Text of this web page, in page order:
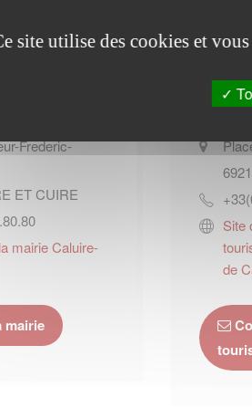
Frederic-
ET CUIRE
mairie Caluire-
mairie
Site
de
site utilise des cookies et